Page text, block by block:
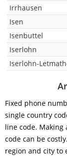
Irrhausen
Isen
Isenbuttel
Iserlohn
Iserlohn-
Fixed phone
single country
line code. Making
code can be
region and city to